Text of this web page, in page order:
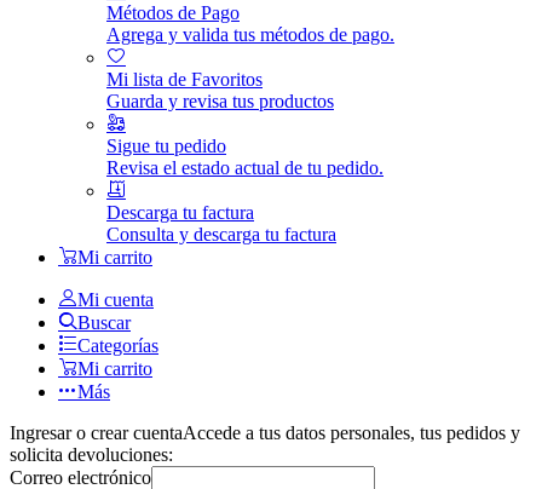
Métodos de Pago
Agrega y valida tus métodos de pago.
Mi lista de Favoritos
Guarda y revisa tus productos
Sigue tu pedido
Revisa el estado actual de tu pedido.
Descarga tu factura
Consulta y descarga tu factura
Mi carrito
Mi cuenta
Buscar
Categorías
Mi carrito
Más
Ingresar o crear cuentaAccede a tus datos personales, tus pedidos y
solicita devoluciones:
Correo electrónico